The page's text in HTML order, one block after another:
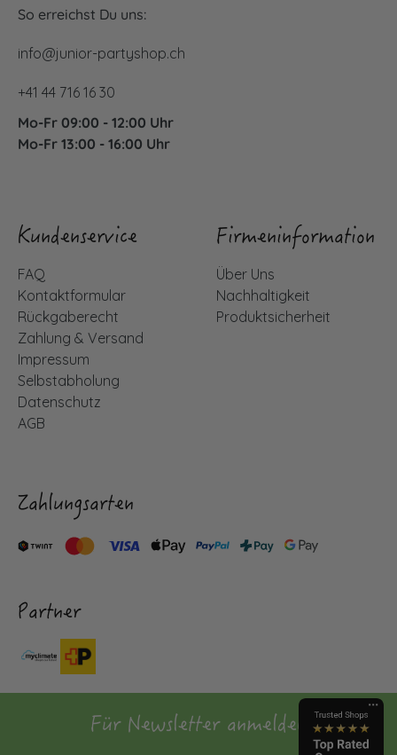
So erreichst Du uns:
info@junior-partyshop.ch
+41 44 716 16 30
Mo-Fr 09:00 - 12:00 Uhr
Mo-Fr 13:00 - 16:00 Uhr
Kundenservice
FAQ
Kontaktformular
Rückgaberecht
Zahlung & Versand
Impressum
Selbstabholung
Datenschutz
AGB
Firmeninformation
Über Uns
Nachhaltigkeit
Produktsicherheit
Zahlungsarten
Partner
Für Newsletter anmelden